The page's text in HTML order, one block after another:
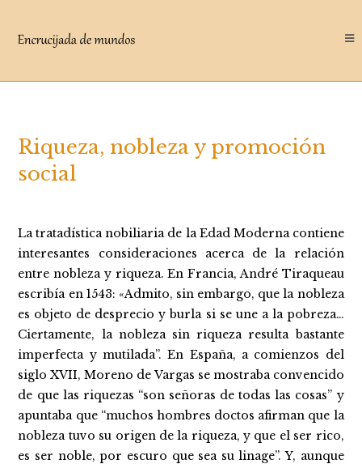
contenido
Riqueza, nobleza y promoción
social
La tratadística nobiliaria de la Edad Moderna contiene
interesantes consideraciones acerca de la relación
entre nobleza y riqueza. En Francia, André Tiraqueau
escribía en 1543: «Admito, sin embargo, que la nobleza
es objeto de desprecio y burla si se une a la pobreza…
Ciertamente, la nobleza sin riqueza resulta bastante
imperfecta y mutilada”. En España, a comienzos del
siglo XVII, Moreno de Vargas se mostraba convencido
de que las riquezas “son señoras de todas las cosas” y
apuntaba que “muchos hombres doctos afirman que la
nobleza tuvo su origen de la riqueza, y que el ser rico,
es ser noble, por escuro que sea su linage”. Y, aunque